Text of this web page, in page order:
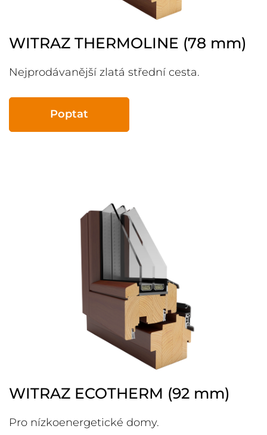
WITRAZ THERMOLINE (78 mm)
Nejprodávanější zlatá střední cesta.
Poptat
WITRAZ ECOTHERM (92 mm)
Pro nízkoenergetické domy.